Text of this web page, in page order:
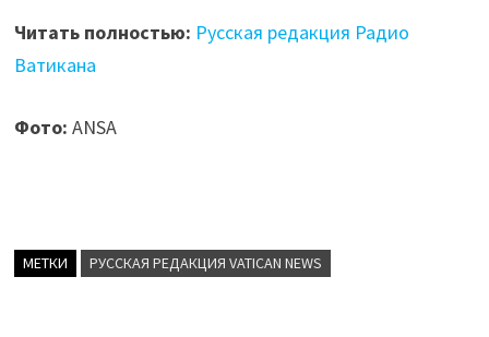
Читать полностью: Русская редакция Радио
Ватикана
Фото: ANSA
МЕТКИ РУССКАЯ РЕДАКЦИЯ VATICAN NEWS